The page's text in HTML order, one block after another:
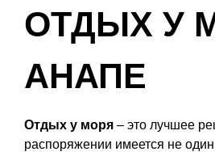
ОТДЫХ У
АНАПЕ
Отдых у моря – это лучшее
распоряжении имеется не